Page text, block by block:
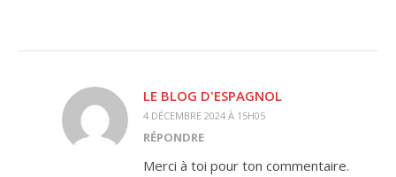
LE BLOG D'ESPAGNOL
4 DÉCEMBRE 2024 À 15H05
RÉPONDRE
Merci à toi pour ton commentaire.